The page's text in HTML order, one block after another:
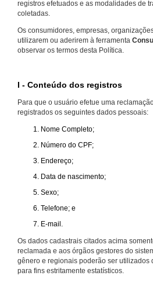
registros efetuados e as modalidades de
coletadas.
Os consumidores, empresas,
utilizarem ou aderirem à ferramenta
observar os termos desta Política.
I - Conteúdo dos registros
Para que o usuário efetue uma
registrados os seguintes dados pessoais:
Nome Completo;
Número do CPF;
Endereço;
Data de nascimento;
Sexo;
Telefone; e
E-mail.
Os dados cadastrais citados acima
reclamada e aos órgãos gestores do
gênero e regionais poderão ser utilizados
para fins estritamente estatísticos.